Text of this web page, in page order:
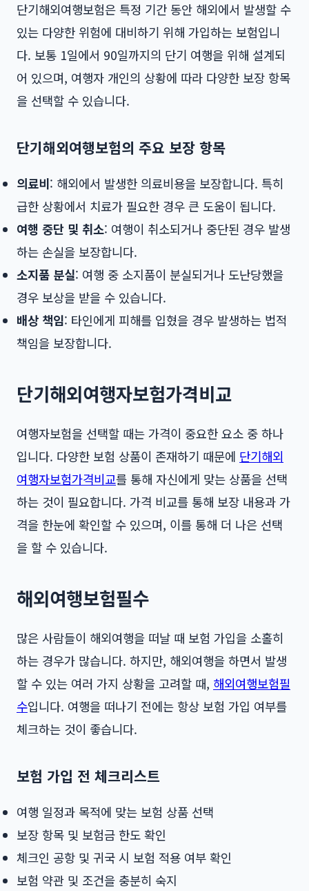
단기해외여행보험은 특정 기간 동안 해외에서 발생할 수
있는 다양한 위험에 대비하기 위해 가입하는 보험입니
다. 보통 1일에서 90일까지의 단기 여행을 위해 설계되
어 있으며, 여행자 개인의 상황에 따라 다양한 보장 항목
을 선택할 수 있습니다.
단기해외여행보험의 주요 보장 항목
의료비: 해외에서 발생한 의료비용을 보장합니다. 특히
급한 상황에서 치료가 필요한 경우 큰 도움이 됩니다.
여행 중단 및 취소: 여행이 취소되거나 중단된 경우 발생
하는 손실을 보장합니다.
소지품 분실: 여행 중 소지품이 분실되거나 도난당했을
경우 보상을 받을 수 있습니다.
배상 책임: 타인에게 피해를 입혔을 경우 발생하는 법적
책임을 보장합니다.
단기해외여행자보험가격비교
여행자보험을 선택할 때는 가격이 중요한 요소 중 하나
입니다. 다양한 보험 상품이 존재하기 때문에 단기해외
여행자보험가격비교를 통해 자신에게 맞는 상품을 선택
하는 것이 필요합니다. 가격 비교를 통해 보장 내용과 가
격을 한눈에 확인할 수 있으며, 이를 통해 더 나은 선택
을 할 수 있습니다.
해외여행보험필수
많은 사람들이 해외여행을 떠날 때 보험 가입을 소홀히
하는 경우가 많습니다. 하지만, 해외여행을 하면서 발생
할 수 있는 여러 가지 상황을 고려할 때, 해외여행보험필
수입니다. 여행을 떠나기 전에는 항상 보험 가입 여부를
체크하는 것이 좋습니다.
보험 가입 전 체크리스트
여행 일정과 목적에 맞는 보험 상품 선택
보장 항목 및 보험금 한도 확인
체크인 공항 및 귀국 시 보험 적용 여부 확인
보험 약관 및 조건을 충분히 숙지